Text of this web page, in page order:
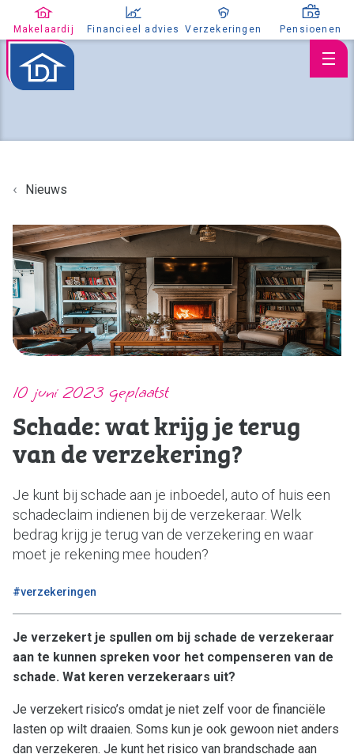
Makelaardij Financieel advies Verzekeringen Pensioenen
Aanbod
Koopaanbod
Huuraanbod
Nieuwbouw
Aangekocht
Makelaardij
Financieel advies
Verzekeringen
Makelaardij
Huis verkopen
Huis kopen
Ons team
Nieuws
10 juni 2023 geplaatst
Schade: wat krijg je terug
van de verzekering?
Je kunt bij schade aan je inboedel, auto of huis een
schadeclaim indienen bij de verzekeraar. Welk
bedrag krijg je terug van de verzekering en waar
moet je rekening mee houden?
#verzekeringen
Je verzekert je spullen om bij schade de verzekeraar
aan te kunnen spreken voor het compenseren van de
schade. Wat keren verzekeraars uit?
Je verzekert risico’s omdat je niet zelf voor de financiële
lasten op wilt draaien. Soms kun je ook gewoon niet anders
dan verzekeren. Je kunt het risico van brandschade aan